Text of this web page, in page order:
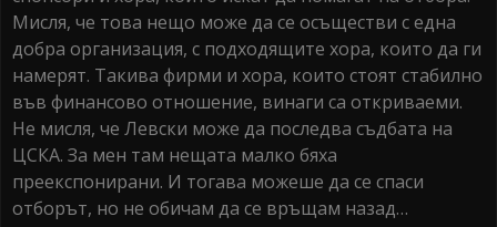
Мисля, че това нещо може да се осъществи с една
добра организация, с подходящите хора, които да ги
намерят. Такива фирми и хора, които стоят стабилно
във финансово отношение, винаги са откриваеми.
Не мисля, че Левски може да последва съдбата на
ЦСКА. За мен там нещата малко бяха
преекспонирани. И тогава можеше да се спаси
отборът, но не обичам да се връщам назад…